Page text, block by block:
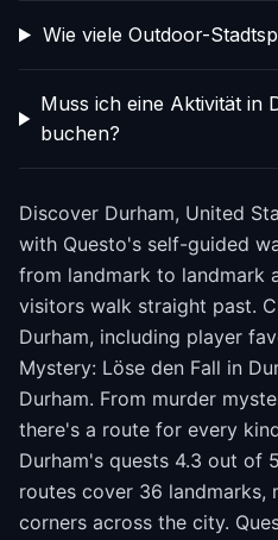
Wie viele Outdoor-
Muss ich eine Aktivität in
buchen?
Discover Durham, United
with Questo's self-guided
from landmark to landmark
visitors walk straight past.
Durham, including player
Mystery: Löse den Fall in
Durham. From murder
there's a route for every
Durham's quests 4.3 out of
routes cover 36 landmarks,
corners across the city.